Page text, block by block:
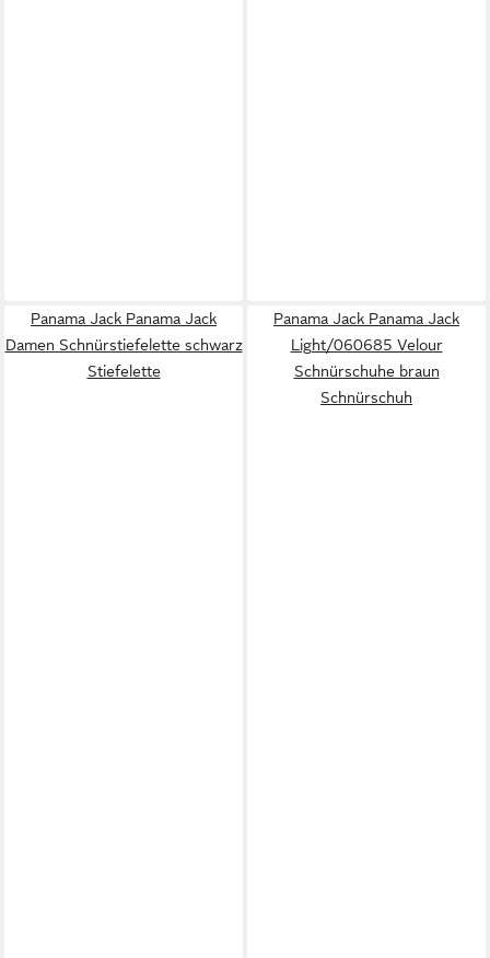
Panama Jack Panama Jack
Damen Schnürstiefelette schwarz
Stiefelette
Panama Jack Panama Jack
Light/060685 Velour
Schnürschuhe braun
Schnürschuh